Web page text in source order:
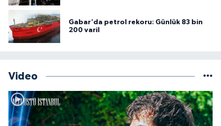
Gabar'da petrol rekoru: Günlük 83 bin
200 varil
Video